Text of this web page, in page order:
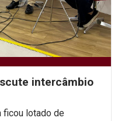
intercâmbio
ficou lotado de